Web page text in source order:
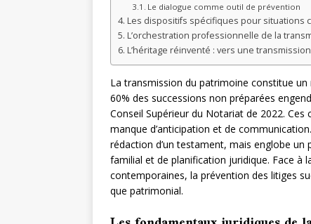
Le dialogue comme outil de prévention
Les dispositifs spécifiques pour situations
L’orchestration professionnelle de la
L’héritage réinventé : vers une
La transmission du patrimoine constitue un
60% des successions non préparées
Conseil Supérieur du Notariat de 2022.
manque d’anticipation et de
rédaction d’un testament, mais englobe
familial et de planification juridique. Face à
contemporaines, la prévention des litiges
que patrimonial.